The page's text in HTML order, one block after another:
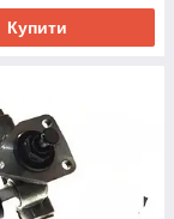
Купити